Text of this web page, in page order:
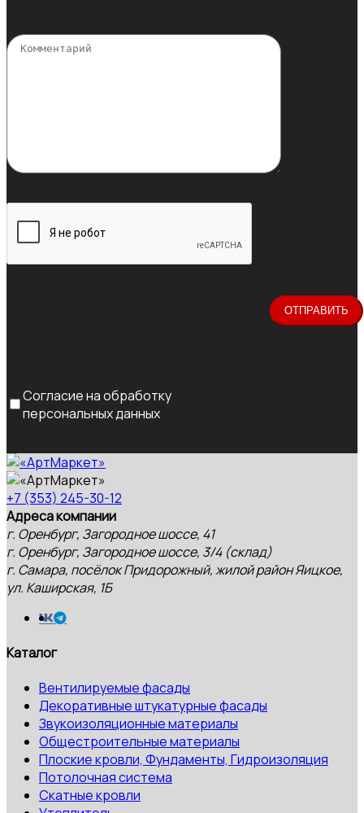
Согласие на обработку
персональных данных
+7 (353) 245-30-12
Адреса компании
г. Оренбург, Загородное шоссе, 41
г. Оренбург, Загородное шоссе, 3/4 (склад)
г. Самара, посёлок Придорожный, жилой район Яицкое,
ул. Каширская, 1Б
Каталог
Вентилируемые фасады
Декоративные штукатурные фасады
Звукоизоляционные материалы
Общестроительные материалы
Плоские кровли, Фундаменты, Гидроизоляция
Потолочная система
Скатные кровли